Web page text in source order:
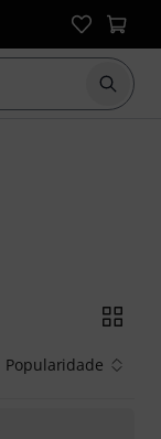
Iniciar
Popularidade